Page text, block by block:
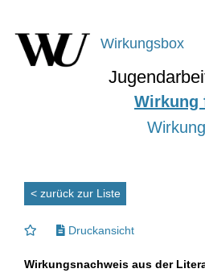
Wirkungsbox
Wirkung
< zurück zur Liste
Druckansicht
Wirkungsnachweis aus der